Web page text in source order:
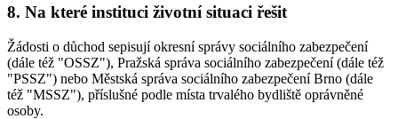
8. Na které instituci životní situaci řešit
Žádosti o důchod sepisují okresní správy sociálního zabezpečení
(dále též "OSSZ"), Pražská správa sociálního zabezpečení (dále též
"PSSZ") nebo Městská správa sociálního zabezpečení Brno (dále
též "MSSZ"), příslušné podle místa trvalého bydliště oprávněné
osoby.